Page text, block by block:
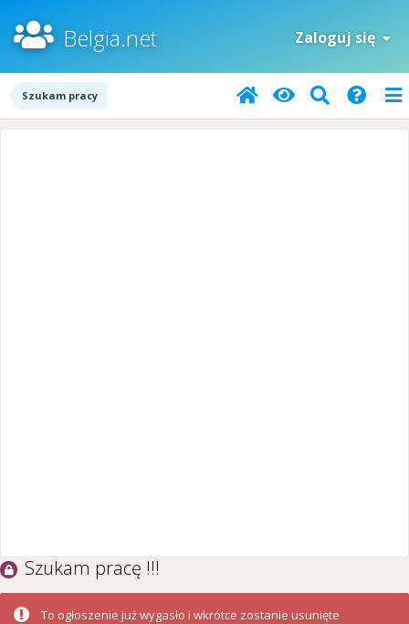
Belgia.net Zaloguj się
Szukam pracy
Szukam pracę !!!
To ogłoszenie już wygasło i wkrótce zostanie usunięte